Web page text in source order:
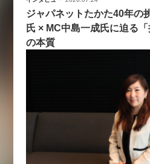
ジャパネットたかた40年の
氏 × MC中島一成氏に迫る「
の本質